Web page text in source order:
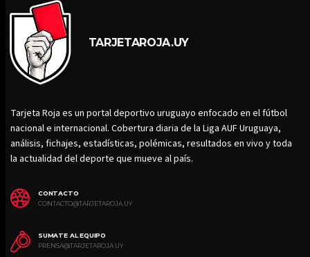
TARJETAROJA.UY
Tarjeta Roja es un portal deportivo uruguayo enfocado en el fútbol
nacional e internacional. Cobertura diaria de la Liga AUF Uruguaya,
análisis, fichajes, estadísticas, polémicas, resultados en vivo y toda
la actualidad del deporte que mueve al país.
CONTACTO
CONTACTO@TARJETAROJA.UY
SUMATE AL EQUIPO
PRENSA@TARJETAROJA.UY